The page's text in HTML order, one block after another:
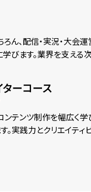
ん、配信・実況・大会運
びます。業界を支える
ターコース
ンテンツ制作を幅広く
。実践力とクリエイテ